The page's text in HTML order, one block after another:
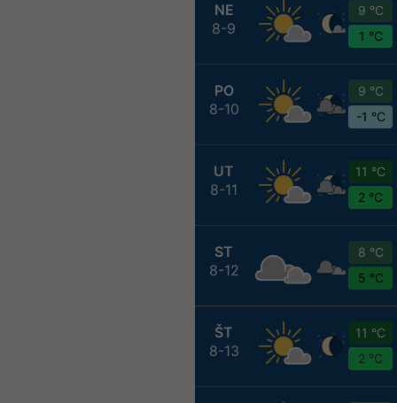
NE
8-9
9 °C
1 °C
PO
8-10
9 °C
-1 °C
UT
8-11
11 °C
2 °C
ST
8-12
8 °C
5 °C
ŠT
8-13
11 °C
2 °C